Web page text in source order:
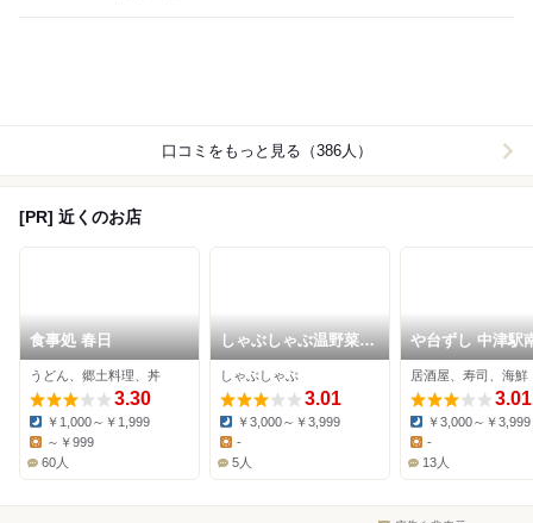
口コミをもっと見る（386人）
[PR] 近くのお店
食事処 春日
うどん、郷土料理、丼
3.30
Dinner:
￥1,000～￥1,999
Lunch:
～￥999
60人
しゃぶしゃぶ温野菜
大分安心院店
しゃぶしゃぶ
3.01
Dinner:
￥3,000～￥3,999
Lunch:
-
5人
や台ずし 中津駅
町
居酒屋、寿司、海鮮
3.01
Dinner:
￥3,000～￥3,999
Lunch:
-
13人